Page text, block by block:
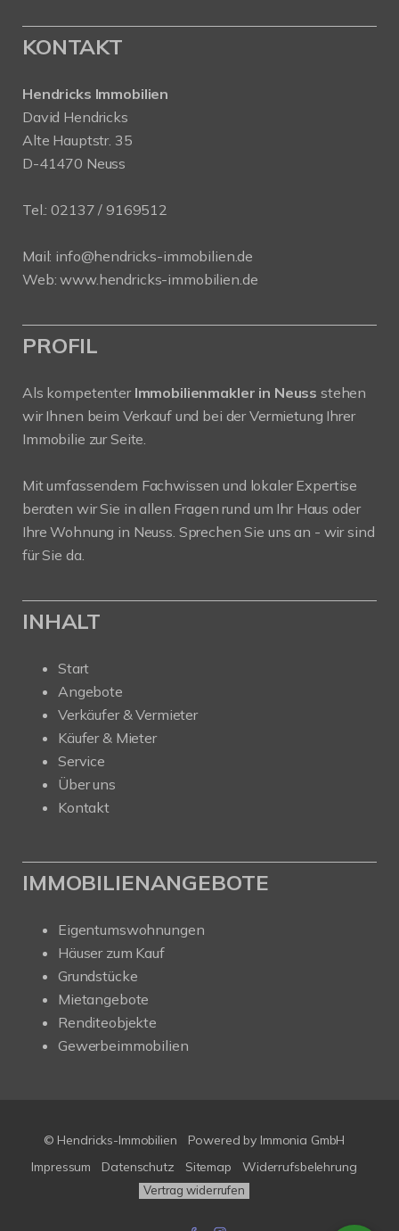
KONTAKT
Hendricks Immobilien
David Hendricks
Alte Hauptstr. 35
D-41470 Neuss
Tel.: 02137 / 9169512
Mail: info@hendricks-immobilien.de
Web:www.hendricks-immobilien.de
PROFIL
Als kompetenter Immobilienmakler in Neuss stehen
wir Ihnen beim Verkauf und bei der Vermietung Ihrer
Immobilie zur Seite.
Mit umfassendem Fachwissen und lokaler Expertise
beraten wir Sie in allen Fragen rund um Ihr Haus oder
Ihre Wohnung in Neuss. Sprechen Sie uns an - wir sind
für Sie da.
INHALT
Start
Angebote
Verkäufer & Vermieter
Käufer & Mieter
Service
Über uns
Kontakt
IMMOBILIENANGEBOTE
Eigentumswohnungen
Häuser zum Kauf
Grundstücke
Mietangebote
Renditeobjekte
Gewerbeimmobilien
© Hendricks-Immobilien
Powered by Immonia GmbH
Impressum
Datenschutz Sitemap Widerrufsbelehrung
Vertrag widerrufen